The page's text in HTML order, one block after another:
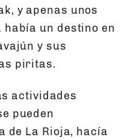
y apenas unos
un destino en
y sus
piritas.
actividades
pueden
de La Rioja, hacía